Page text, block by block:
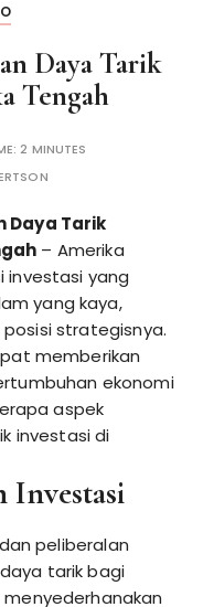
Daya Tarik
Tengah
2 MINUTES
Daya Tarik
– Amerika
investasi yang
yang kaya,
strategisnya.
memberikan
ekonomi
aspek
investasi di
Investasi
peliberalan
tarik bagi